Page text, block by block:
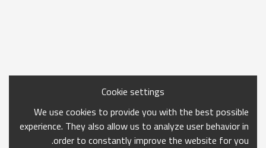
Cookie settings
We use cookies to provide you with the best possible
experience. They also allow us to analyze user behavior in
order to constantly improve the website for you.